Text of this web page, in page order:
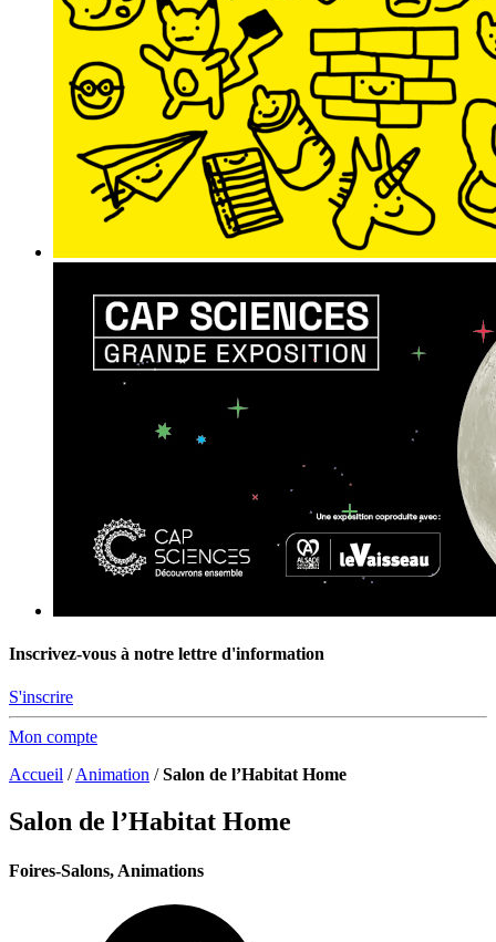
Inscrivez-vous à notre lettre d'information
S'inscrire
Mon compte
Accueil /Animation /Salon de l’Habitat Home
Salon de l’Habitat Home
Foires-Salons, Animations